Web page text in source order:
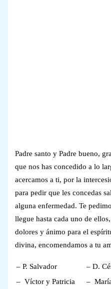
Padre santo y Padre bueno,
que nos has concedido a lo
acercamos a ti, por la
para pedir que les concedas
alguna enfermedad. Te
llegue hasta cada uno de
dolores y ánimo para el
divina, encomendamos a tu
– P. Salvador – D.
– Víctor y Patricia
–